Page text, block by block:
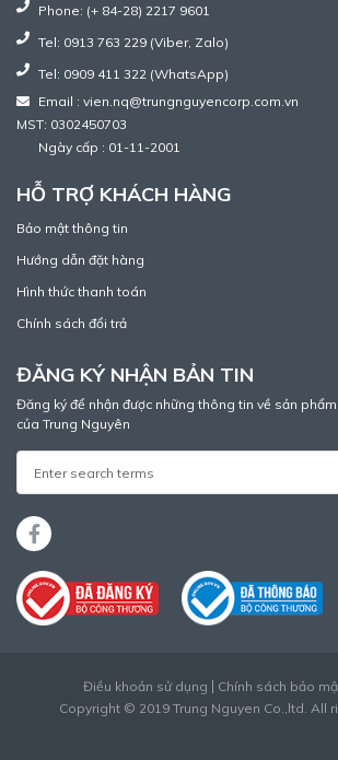
Phone: (+ 84-28) 2217 9601
Tel: 0913 763 229 (Viber, Zalo)
Tel: 0909 411 322 (WhatsApp)
Email : vien.nq@trungnguyencorp.com.vn
MST: 0302450703
Ngày cấp : 01-11-2001
HỖ TRỢ KHÁCH HÀNG
Bảo mật thông tin
Hướng dẫn đặt hàng
Hình thức thanh toán
Chính sách đổi trả
ĐĂNG KÝ NHẬN BẢN TIN
Đăng ký để nhận được những thông tin về sản
của Trung Nguyên
Điều khoản sử dụng Chính sách bảo
Copyright © 2019 Trung Nguyen Co.,ltd. All